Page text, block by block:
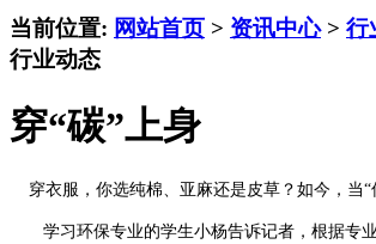
当前位置: 网站首页 > 资讯中心> 行
行业动态
穿“碳”上身
穿衣服，你选纯棉、亚麻还是皮草？如今，当“
学习环保专业的学生小杨告诉记者，根据专业